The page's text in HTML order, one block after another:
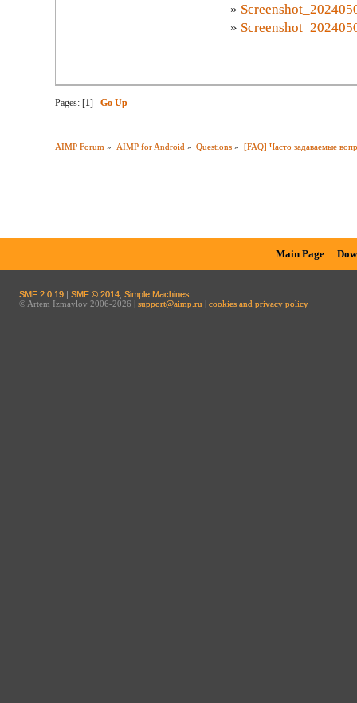
»
»
Pages: [1] Go Up
AIMP Forum » AIMP for Android » Questions » [FAQ] Часто задаваемые
Main Page
SMF 2.0.19 SMF © 2014 Simple Machines
© Artem Izmaylov 2006-2026 | support@aimp.ru cookies and privacy policy